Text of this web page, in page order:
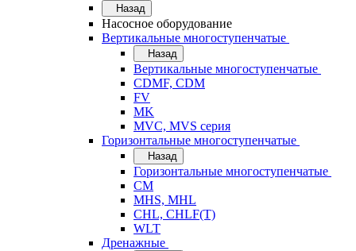
Назад
Насосное оборудование
Вертикальные многоступенчатые
Назад
Вертикальные многоступенчатые
CDMF, CDM
FV
MK
MVC, MVS серия
Горизонтальные многоступенчатые
Назад
Горизонтальные многоступенчатые
CM
MHS, MHL
CHL, CHLF(T)
WLT
Дренажные